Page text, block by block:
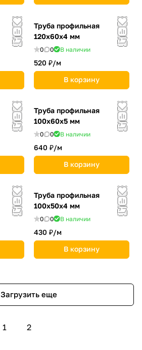
Труба профильная
120х60х4 мм
0 0 В наличии
520 ₽/м
В корзину
Труба профильная
100х60х5 мм
0 0 В наличии
640 ₽/м
В корзину
Труба профильная
100х50х4 мм
0 0 В наличии
430 ₽/м
В корзину
Загрузить еще
1 2